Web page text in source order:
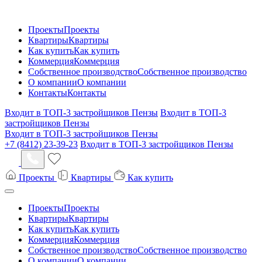
ПроектыПроекты
КвартирыКвартиры
Как купитьКак купить
КоммерцияКоммерция
Собственное производствоСобственное производство
О компанииО компании
КонтактыКонтакты
Входит в ТОП-3 застройщиков Пензы Входит в ТОП-3
застройщиков Пензы
Входит в ТОП-3 застройщиков Пензы
+7 (8412) 23-39-23 Входит в ТОП-3 застройщиков Пензы
Проекты Квартиры Как купить
ПроектыПроекты
КвартирыКвартиры
Как купитьКак купить
КоммерцияКоммерция
Собственное производствоСобственное производство